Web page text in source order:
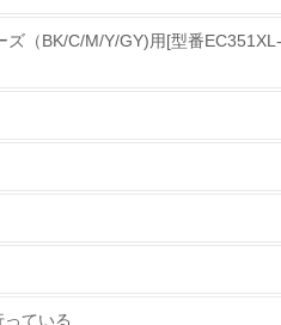
ズ（BK/C/M/Y/GY)用[型番
ている